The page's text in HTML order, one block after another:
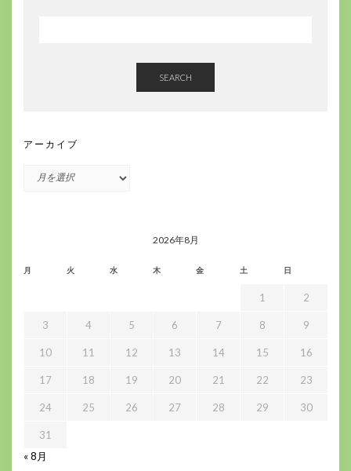
SEARCH
アーカイブ
2026年8月
月 火 水 木 金 土 日
1 2
3 4 5 6 7 8 9
10 11 12 13 14 15 16
17 18 19 20 21 22 23
24 25 26 27 28 29 30
31
« 8月